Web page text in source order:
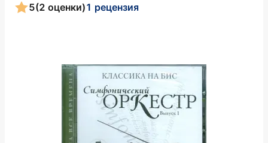
5(2 оценки)1 рецензия